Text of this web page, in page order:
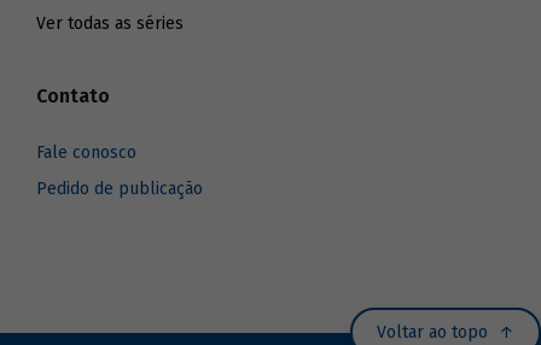
Ver todas as séries
Contato
Fale conosco
Pedido de publicação
Voltar ao topo